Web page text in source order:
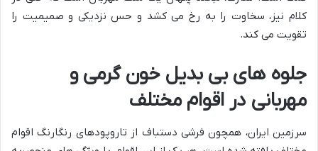
کلام نیز، سخاوت را به رخ می کشد و حس نزدیکی و صمیمیت را
تقویت می کند.
جلوه های بی بدیل خون گرمی و
مهربانی در اقوام مختلف
سرزمین ایران، همچون فرشی دستباف از تاروپودهای رنگارنگ اقوام